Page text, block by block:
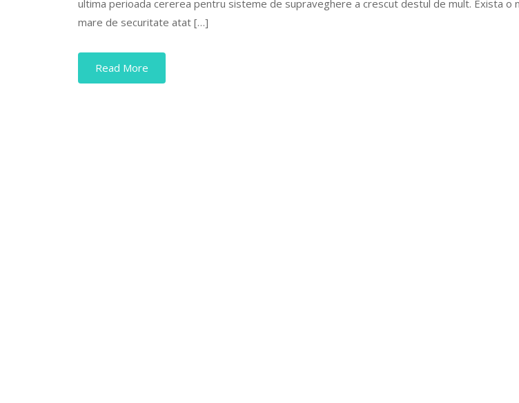
ultima perioada cererea pentru sisteme de supraveghere a crescut destul de mult. Exista o
mare de securitate atat […]
Read More